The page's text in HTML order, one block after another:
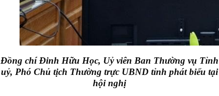
Đồng chí Đinh Hữu Học, Uỷ viên Ban Thường vụ Tỉnh
uỷ, Phó Chủ tịch Thường trực UBND tỉnh phát biểu tại
hội nghị